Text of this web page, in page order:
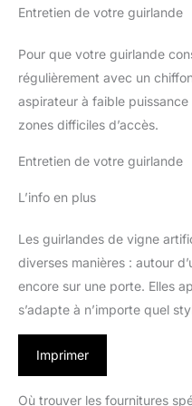
Entretien de votre guirlande
Pour que votre guirlande
régulièrement avec un
aspirateur à faible
zones difficiles d’accès.
Entretien de votre guirlande
L’info en plus
Les guirlandes de vigne
diverses manières : autour
encore sur une porte. Elles
s’adapte à n’importe quel
Imprimer
Où trouver les fournitures